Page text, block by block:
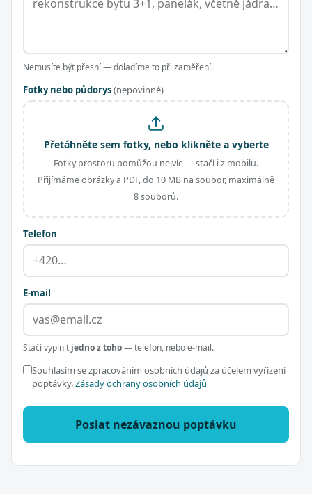
Nemusíte být přesní — doladíme to při zaměření.
Fotky nebo půdorys(nepovinné)
Přetáhněte sem fotky, nebo klikněte a vyberte
Fotky prostoru pomůžou nejvíc — stačí i z mobilu.
Přijímáme obrázky a PDF, do 10 MB na soubor, maximálně
8 souborů.
Telefon
E-mail
Stačí vyplnit jedno z toho— telefon, nebo e-mail.
Souhlasím se zpracováním osobních údajů za účelem vyřízení
poptávky.Zásady ochrany osobních údajů
Poslat nezávaznou poptávku